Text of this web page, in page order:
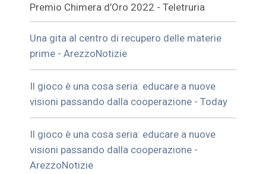
Premio Chimera d’Oro 2022 - Teletruria
Una gita al centro di recupero delle materie
prime - ArezzoNotizie
Il gioco è una cosa seria: educare a nuove
visioni passando dalla cooperazione - Today
Il gioco è una cosa seria: educare a nuove
visioni passando dalla cooperazione -
ArezzoNotizie